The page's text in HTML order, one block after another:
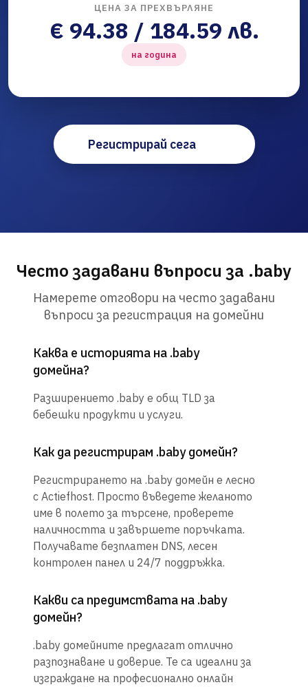
ЦЕНА ЗА ПРЕХВЪРЛЯНЕ
€ 94.38 / 184.59 лв.
на година
Регистрирай сега
Често задавани въпроси за .baby
Намерете отговори на често задавани
въпроси за регистрация на домейни
Каква е историята на .baby
домейна?
Разширението .baby е общ TLD за
бебешки продукти и услуги.
Как да регистрирам .baby домейн?
Регистрирането на .baby домейн е лесно
с Actiefhost. Просто въведете желаното
име в полето за търсене, проверете
наличността и завършете поръчката.
Получавате безплатен DNS, лесен
контролен панел и 24/7 поддръжка.
Какви са предимствата на .baby
домейн?
.baby домейните предлагат отлично
разпознаване и доверие. Те са идеални за
изграждане на професионално онлайн